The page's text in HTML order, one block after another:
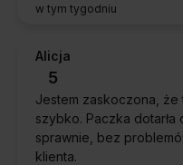
w tym tygodniu
Alicja
5
Jestem zaskoczona, że
szybko. Paczka dotarła
sprawnie, bez
klienta.